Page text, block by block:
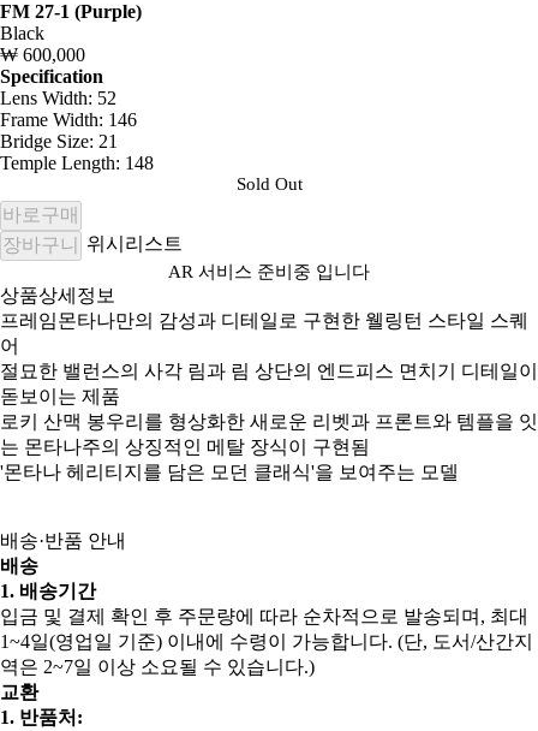
FM 27-1 (Purple)
Black
₩ 600,000
Specification
Lens Width: 52
Frame Width: 146
Bridge Size: 21
Temple Length: 148
Sold Out
바로구매
장바구니
위시리스트
AR 서비스 준비중 입니다
상품상세정보
프레임몬타나만의 감성과 디테일로 구현한 웰링턴 스타일 스퀘
어
절묘한 밸런스의 사각 림과 림 상단의 엔드피스 면치기 디테일이
돋보이는 제품
로키 산맥 봉우리를 형상화한 새로운 리벳과 프론트와 템플을 잇
는 몬타나주의 상징적인 메탈 장식이 구현됨
'몬타나 헤리티지를 담은 모던 클래식'을 보여주는 모델
배송·반품 안내
배송
1. 배송기간
입금 및 결제 확인 후 주문량에 따라 순차적으로 발송되며, 최대
1~4일(영업일 기준) 이내에 수령이 가능합니다. (단, 도서/산간지
역은 2~7일 이상 소요될 수 있습니다.)
교환
1. 반품처: